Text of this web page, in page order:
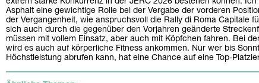
extrem starke Konkurrenz in der JERC 2026 bestehen können.
Asphalt eine gewichtige Rolle bei der Vergabe der vorderen
der Vergangenheit, wie anspruchsvoll die Rally di Roma Capitale
sich auch durch die gegenüber den Vorjahren geänderte
müssen mit vollem Einsatz, aber auch mit Köpfchen fahren. Bei
wird es auch auf körperliche Fitness ankommen. Nur wer bis
Höchstleistung abrufen kann, hat eine Chance auf eine Top-